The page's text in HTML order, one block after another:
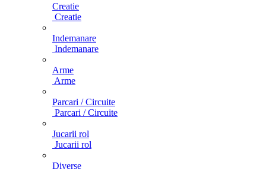
Creatie
Creatie
Indemanare
Indemanare
Arme
Arme
Parcari / Circuite
Parcari / Circuite
Jucarii rol
Jucarii rol
Diverse